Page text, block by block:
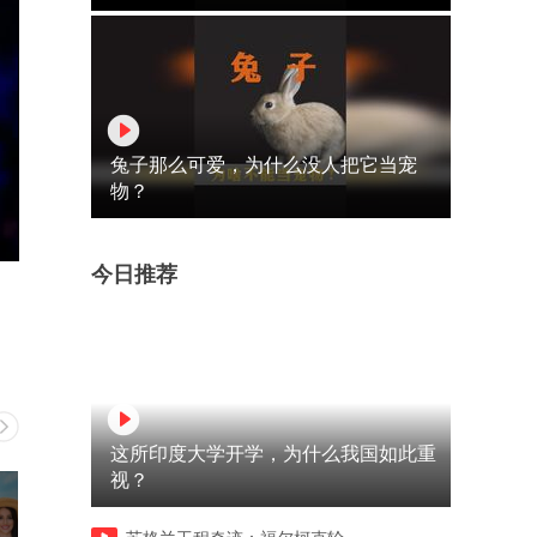
兔子那么可爱，为什么没人把它当宠
物？
今日推荐
这所印度大学开学，为什么我国如此重
视？